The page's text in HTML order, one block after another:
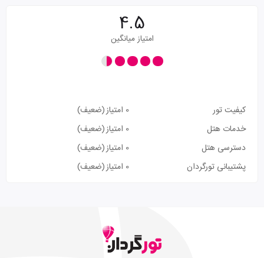
4.5
امتیاز میانگین
کیفیت تور 0 امتیاز
(ضعیف)
خدمات هتل
0 امتیاز
(ضعیف)
دسترسی هتل
0 امتیاز
(ضعیف)
پشتیبانی تورگردان
0 امتیاز (ضعیف)